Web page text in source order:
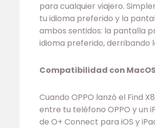
para cualquier viajero.
tu idioma preferido y la
ambos sentidos: la pantalla
idioma preferido, derribando
Compatibilidad con
Cuando OPPO lanzó el Find
entre tu teléfono OPPO y un
de O+ Connect para iOS y